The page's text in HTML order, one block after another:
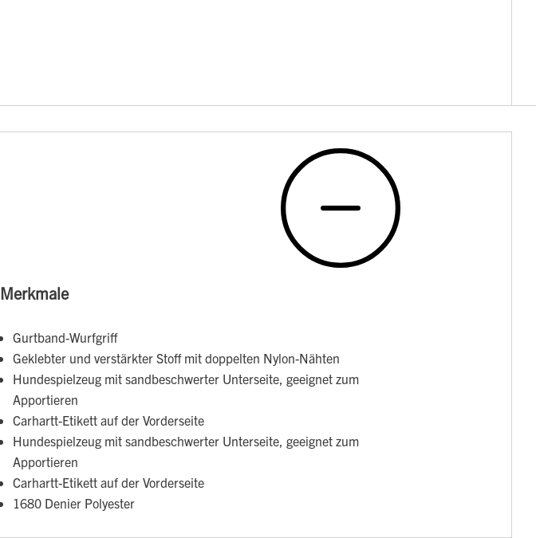
Merkmale
Gurtband-Wurfgriff
Geklebter und verstärkter Stoff mit doppelten Nylon-Nähten
Hundespielzeug mit sandbeschwerter Unterseite, geeignet zum
Apportieren
Carhartt-Etikett auf der Vorderseite
Hundespielzeug mit sandbeschwerter Unterseite, geeignet zum
Apportieren
Carhartt-Etikett auf der Vorderseite
1680 Denier Polyester